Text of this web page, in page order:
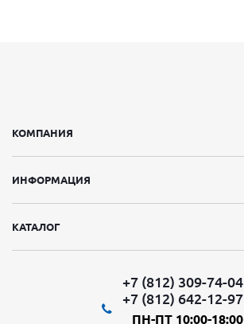
КОМПАНИЯ
ИНФОРМАЦИЯ
КАТАЛОГ
+7 (812) 309-74-04
+7 (812) 642-12-97
ПН-ПТ 10:00-18:00